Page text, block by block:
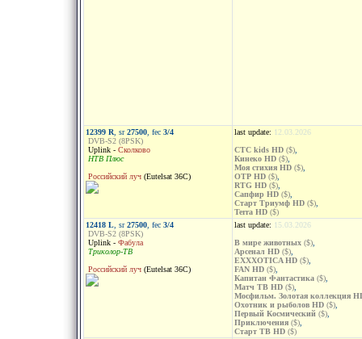
12399 R , sr27500 , fec 3/4
DVB-S2 (8PSK)
Uplink - Сколково
НТВ Плюс
Российский луч (Eutelsat 36C)
last update: 12.03.2026
CTC kids HD ($)
Кинеко HD ($)
Моя стихия HD ($)
ОТР HD ($)
RTG HD ($)
Сапфир HD ($)
Старт Триумф HD ($)
Terra HD ($)
12418 L , sr27500 , fec 3/4
DVB-S2 (8PSK)
Uplink - Фабула
Триколор-ТВ
Российский луч (Eutelsat 36C)
last update: 15.03.2026
В мире животных ($)
Арсенал HD ($)
EXXXOTICA HD ($)
FAN HD ($)
Капитан Фантастика ($)
Матч ТВ HD ($)
Мосфильм. Золотая коллекция
Охотник и рыболов HD ($)
Первый Космический ($)
Приключения ($)
Старт ТВ HD ($)